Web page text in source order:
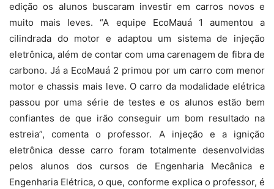
edição os alunos buscaram investir em carros novos e
muito mais leves. “A equipe EcoMauá 1 aumentou a
cilindrada do motor e adaptou um sistema de injeção
eletrônica, além de contar com uma carenagem de fibra de
carbono. Já a EcoMauá 2 primou por um carro com menor
motor e chassis mais leve. O carro da modalidade elétrica
passou por uma série de testes e os alunos estão bem
confiantes de que irão conseguir um bom resultado na
estreia”, comenta o professor. A injeção e a ignição
eletrônica desse carro foram totalmente desenvolvidas
pelos alunos dos cursos de Engenharia Mecânica e
Engenharia Elétrica, o que, conforme explica o professor, é